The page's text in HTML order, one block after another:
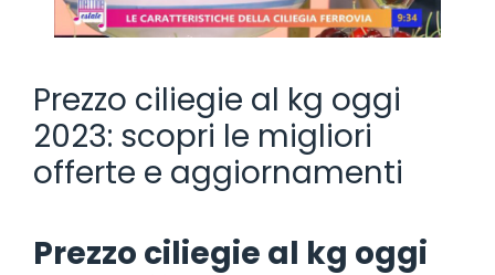
Prezzo ciliegie al kg oggi
2023: scopri le migliori
offerte e aggiornamenti
Prezzo ciliegie al kg oggi